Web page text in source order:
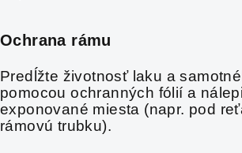
Ochrana rámu
Predĺžte životnosť laku a
pomocou ochranných fólií a
exponované miesta (napr. pod
rámovú trubku).